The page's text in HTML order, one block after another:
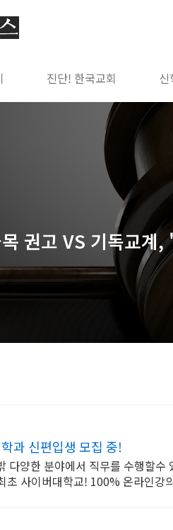
진단! 한국교회
권고 VS 기독교계
과 신편입생 모집 중!
다양한 분야에서 직무를 수행할수
초 사이버대학교! 100% 온라인강